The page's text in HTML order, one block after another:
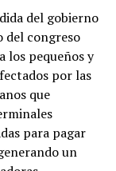
del gobierno
del congreso
los pequeños y
por las
que
para pagar
un